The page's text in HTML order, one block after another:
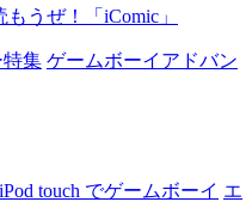
もうぜ！「iComic」
特集 ゲームボーイアドバン
touch でゲームボーイ エ